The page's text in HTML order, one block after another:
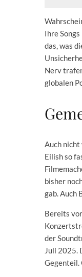
Ihre
das, was
Nerv
globalen
Auch nicht
Eilish so
bisher
gab. Auch
Bereits
der
Juli 2025.
Gegenteil.